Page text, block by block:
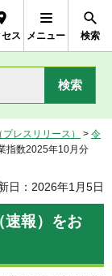
ス メニュー 検索
レスリリース） > 令
指数2025年10月分
日：2026年1月5日
速報）をお